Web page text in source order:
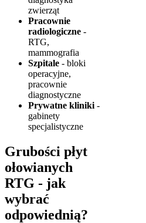
zwierząt
Pracownie
radiologiczne -
RTG,
mammografia
Szpitale - bloki
operacyjne,
pracownie
diagnostyczne
Prywatne kliniki -
gabinety
specjalistyczne
Grubości płyt
ołowianych
RTG - jak
wybrać
odpowiednią?